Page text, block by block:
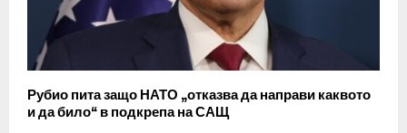
Рубио пита защо НАТО „отказва да направи каквото
и да било“ в подкрепа на САЩ